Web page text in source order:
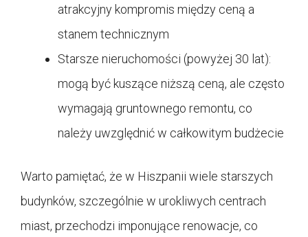
atrakcyjny kompromis między ceną a
stanem technicznym
Starsze nieruchomości (powyżej 30 lat):
mogą być kuszące niższą ceną, ale często
wymagają gruntownego remontu, co
należy uwzględnić w całkowitym budżecie
Warto pamiętać, że w Hiszpanii wiele starszych
budynków, szczególnie w urokliwych centrach
miast, przechodzi imponujące renowacje, co